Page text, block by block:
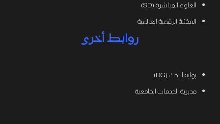
العلوم المباشرة (SD)
المكتبة الرقمية العالمية
روابط أخرى
بوابة البحث (RG)
مديرية الخدمات الجامعية